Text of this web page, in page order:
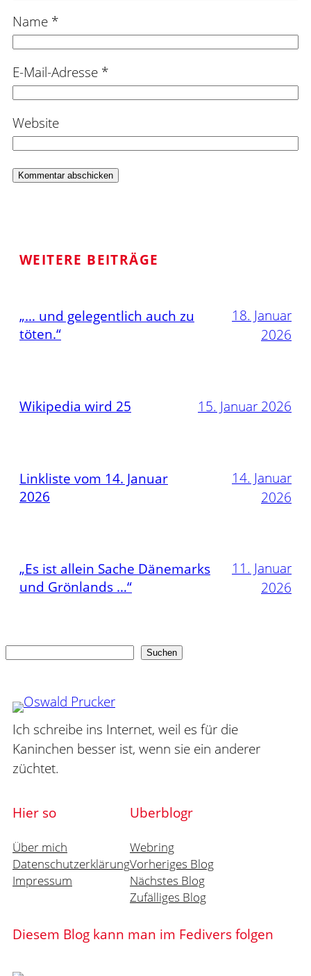
Name *
E-Mail-Adresse *
Website
WEITERE BEITRÄGE
„… und gelegentlich auch zu
töten.“
18. Januar
2026
Wikipedia wird 25 15. Januar 2026
Linkliste vom 14. Januar
2026
14. Januar
2026
„Es ist allein Sache Dänemarks
und Grönlands …“
11. Januar
2026
Suchen
Ich schreibe ins Internet, weil es für die
Kaninchen besser ist, wenn sie ein anderer
züchtet.
Hier so
Über mich
Datenschutzerklärung
Impressum
Uberblogr
Webring
Vorheriges Blog
Nächstes Blog
Zufälliges Blog
Diesem Blog kann man im Fedivers folgen